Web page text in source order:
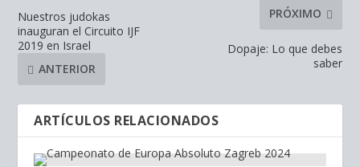
Nuestros judokas
inauguran el Circuito IJF
2019 en Israel
ANTERIOR
PRÓXIMO
Dopaje: Lo que debes
saber
ARTÍCULOS RELACIONADOS